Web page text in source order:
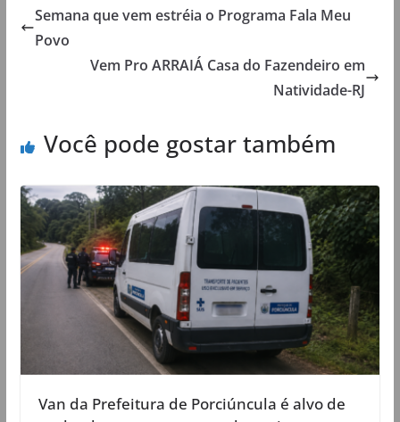
Semana que vem estréia o Programa Fala Meu
Povo
Vem Pro ARRAIÁ Casa do Fazendeiro em
Natividade-RJ
Você pode gostar também
Van da Prefeitura de Porciúncula é alvo de